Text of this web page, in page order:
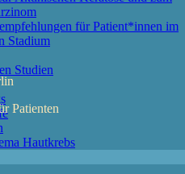
für Patient*innen im
Stadium
Studien
Hautkrebs
Patienten